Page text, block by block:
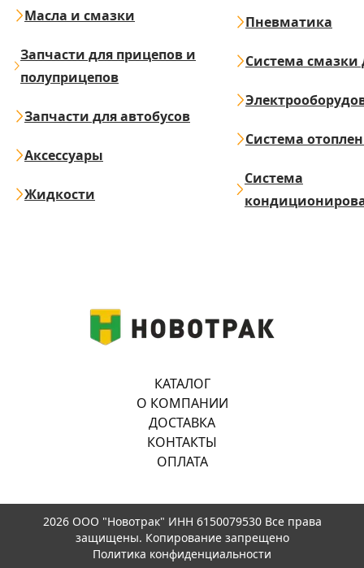
Масла и смазки
Запчасти для прицепов и
полуприцепов
Запчасти для автобусов
Аксессуары
Жидкости
Пневматика
Система смазки
Система
Система
КАТАЛОГ
О КОМПАНИИ
ДОСТАВКА
КОНТАКТЫ
ОПЛАТА
2026 ООО "Новотрак" ИНН 6150079530 Все права
защищены. Копирование запрещено
Политика конфиденциальности